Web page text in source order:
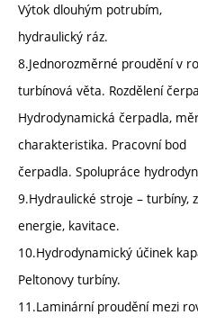
Výtok dlouhým potrubím,
hydraulický ráz.
8.Jednorozměrné proudění v
turbínová věta. Rozdělení
Hydrodynamická čerpadla,
charakteristika. Pracovní bod
čerpadla. Spolupráce
9.Hydraulické stroje – turbíny,
energie, kavitace.
10.Hydrodynamický účinek
Peltonovy turbíny.
11.Laminární proudění mezi